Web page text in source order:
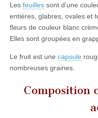
Les feuilles sont d’une
entières, glabres, ovales et
fleurs de couleur blanc
Elles sont groupées en
Le fruit est une capsule
nombreuses graines.
Composition